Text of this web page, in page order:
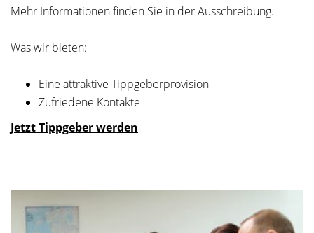
Mehr Informationen finden Sie in der Ausschreibung.
Was wir bieten:
Eine attraktive Tippgeberprovision
Zufriedene Kontakte
Jetzt Tippgeber werden